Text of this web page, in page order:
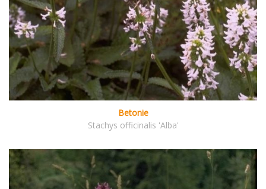
Betonie
Stachys officinalis 'Alba'